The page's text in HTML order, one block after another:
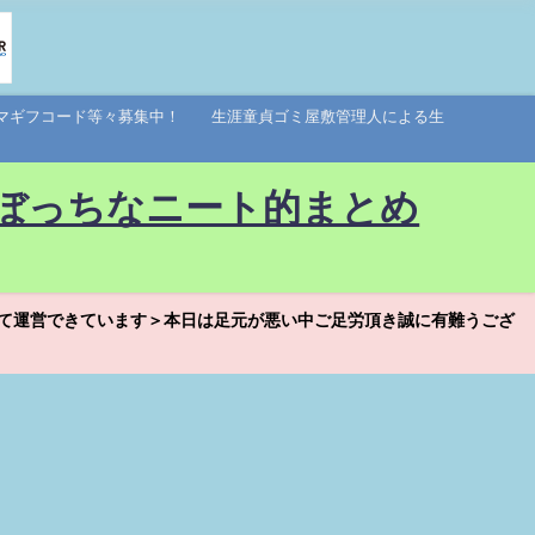
ギフコード等々募集中！ 生涯童貞ゴミ屋敷管理人による生
ちなニート的まとめ
営できています＞本日は足元が悪い中ご足労頂き誠に有難うござ